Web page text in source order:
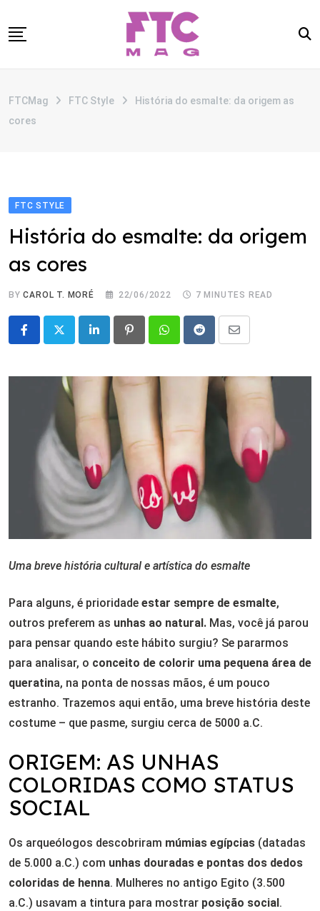
to
CATEGORIAS
FTCMag FTC Style
História do esmalte: da origem as
cores
FTC STYLE
História do esmalte: da origem
as cores
BYCAROL T. MORÉ 22/06/2022 7 MINUTES READ
LinkedIn PinterestWhatsappRedditShare
Email
Uma breve história cultural e artística do esmalte
Para alguns, é prioridade estar sempre de esmalte,
outros preferem as unhas ao natural. Mas, você já parou
para pensar quando este hábito surgiu? Se pararmos
para analisar, o conceito de colorir uma pequena área de
queratina, na ponta de nossas mãos, é um pouco
estranho. Trazemos aqui então, uma breve história deste
costume – que pasme, surgiu cerca de 5000 a.C.
ORIGEM: AS UNHAS
COLORIDAS COMO STATUS
SOCIAL
Os arqueólogos descobriram múmias egípcias (datadas
de 5.000 a.C.) com unhas douradas e pontas dos dedos
coloridas de henna. Mulheres no antigo Egito (3.500
a.C.) usavam a tintura para mostrar posição social .